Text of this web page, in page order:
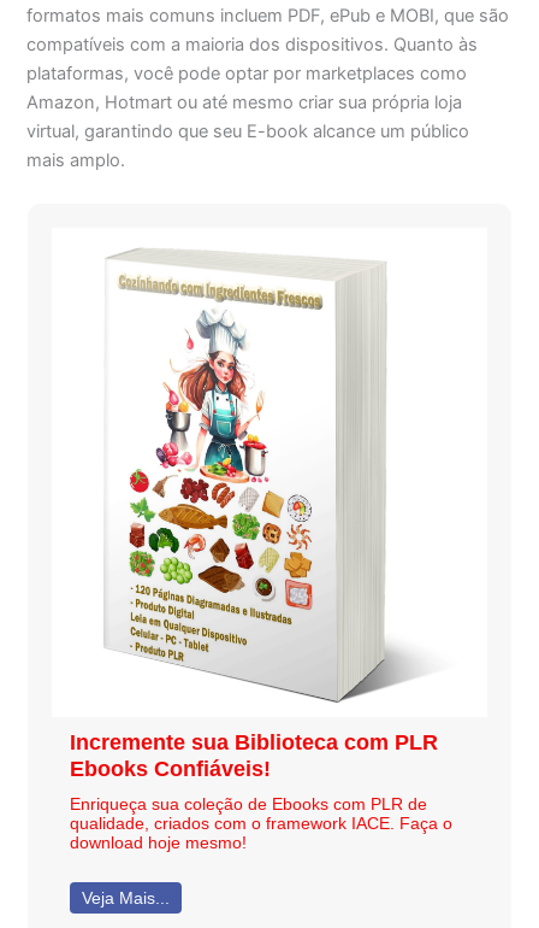
formatos mais comuns incluem PDF, ePub e MOBI, que são
compatíveis com a maioria dos dispositivos. Quanto às
plataformas, você pode optar por marketplaces como
Amazon, Hotmart ou até mesmo criar sua própria loja
virtual, garantindo que seu E-book alcance um público
mais amplo.
Incremente sua Biblioteca com PLR
Ebooks Confiáveis!
Enriqueça sua coleção de Ebooks com PLR de
qualidade, criados com o framework IACE. Faça o
download hoje mesmo!
Veja Mais...